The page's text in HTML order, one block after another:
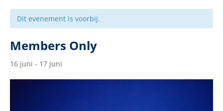
Dit evenement is voorbij.
Members Only
16 juni - 17 juni